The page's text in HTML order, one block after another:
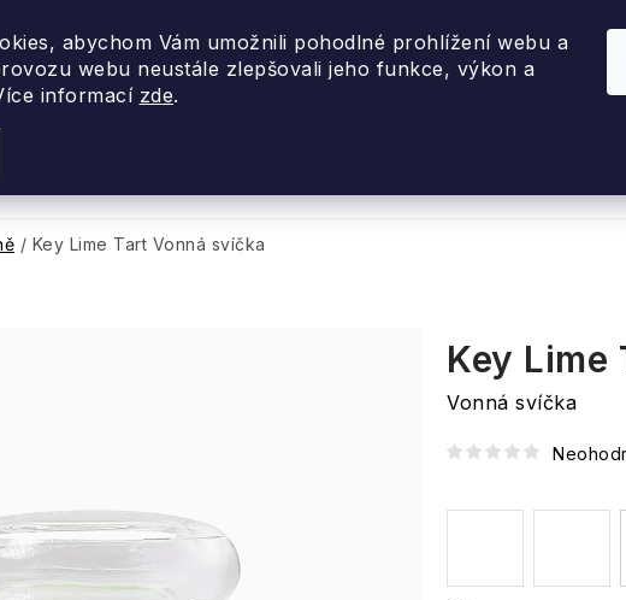
abychom Vám umožnili pohodlné prohlížení webu a
webu neustále zlepšovali jeho funkce, výkon a
informací zde.
/ Key Lime Tart Vonná svíčka
Key Lime
Vonná svíčka